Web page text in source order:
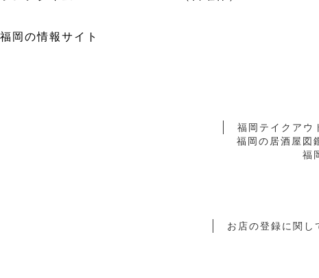
福岡の情報サイト
福岡テイクアウ
福岡の居酒屋図
福
お店の登録に関し